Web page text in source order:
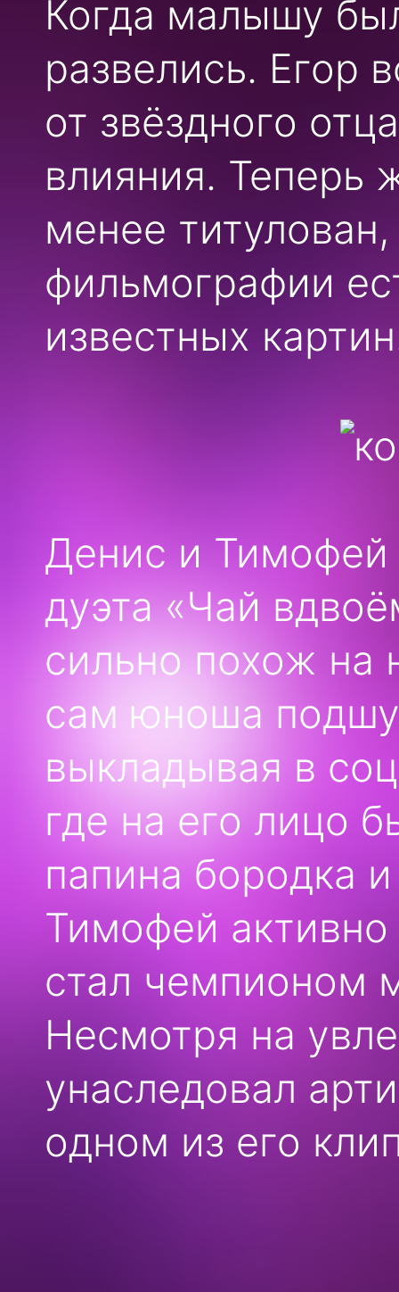
Когда малышу
развелись. Егор
от звёздного
влияния. Теперь
менее
фильмографии
известных
Денис и Тимофей
дуэта «Чай
сильно похож на
сам юноша
выкладывая в
где на его лицо
папина бородка
Тимофей
стал чемпионом
Несмотря на
унаследовал
одном из его